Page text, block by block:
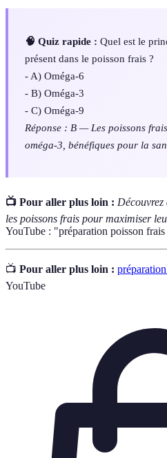
🧠 Quiz rapide : Quel est le
présent dans le poisson frais ?
- A) Oméga-6
- B) Oméga-3
- C) Oméga-9
Réponse : B — Les poissons
oméga-3, bénéfiques pour la
📺 Pour aller plus loin :
les poissons frais pour maximiser
YouTube : "préparation poisson
📺 Pour aller plus loin :
YouTube